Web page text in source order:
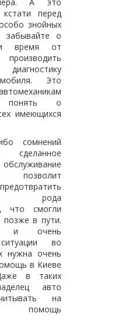
перед
знойных
забывайте о
время от
диагностику
Это
о
имеющихся
сомнений
сделанное
позволит
рода
что смогли
позже в пути.
и очень
во
нужна очень
в Киеве
в таких
авто
на
помощь